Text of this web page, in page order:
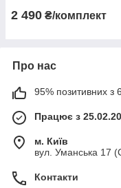
2 490 ₴/комплект
Про нас
95% позитивних з
Працює з
м. Київ
вул. Уманська 17
Контакти